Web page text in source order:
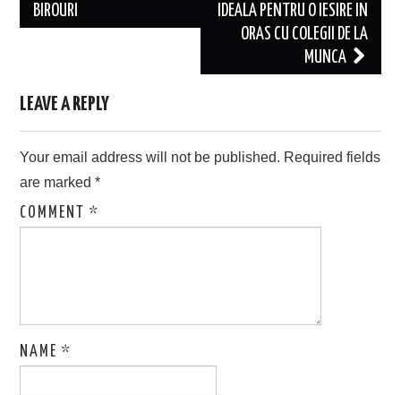
BIROURI
IDEALA PENTRU O IESIRE IN
ORAS CU COLEGII DE LA
MUNCA
LEAVE A REPLY
Your email address will not be published. Required fields
are marked*
COMMENT*
NAME*